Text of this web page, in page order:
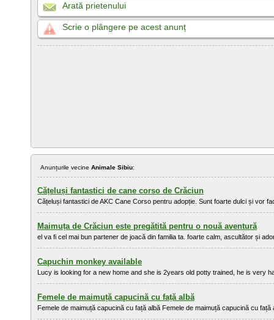
Arată prietenului
Scrie o plângere pe acest anunț
Anunțurile vecine Animale Sibiu:
Cățeluși fantastici de cane corso de Crăciun
Cățeluși fantastici de AKC Cane Corso pentru adopție. Sunt foarte dulci și vor
Maimuța de Crăciun este pregătită pentru o nouă aventură
el va fi cel mai bun partener de joacă din familia ta. foarte calm, ascultător și
Capuchin monkey available
Lucy is looking for a new home and she is 2years old potty trained, he is very
Femele de maimuță capucină cu față albă
Femele de maimuță capucină cu față albă Femele de maimuță capucină cu